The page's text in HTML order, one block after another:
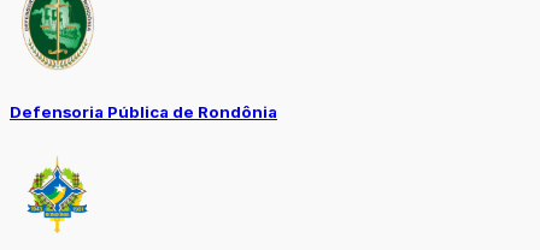
Defensoria Pública de Rondônia